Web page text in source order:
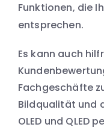
Funktionen, die
entsprechen.
Es kann auch
Fachgeschäfte
Bildqualität und
OLED und QLED